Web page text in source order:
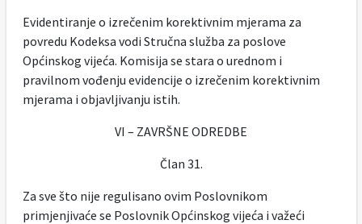
Evidentiranje o izrečenim korektivnim mjerama za
povredu Kodeksa vodi Stručna služba za poslove
Općinskog vijeća. Komisija se stara o urednom i
pravilnom vođenju evidencije o izrečenim korektivnim
mjerama i objavljivanju istih.
VI – ZAVRŠNE ODREDBE
Član 31.
Za sve što nije regulisano ovim Poslovnikom
primjenjivaće se Poslovnik Općinskog vijeća i važeći